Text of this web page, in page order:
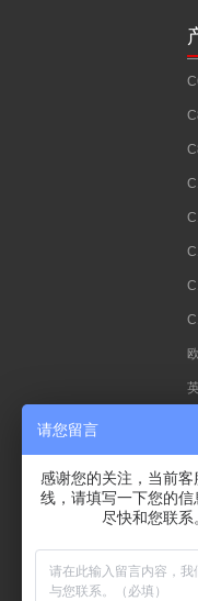
请您留言
感谢您的关注，当前客
线，请填写一下您的信
尽快和您联系